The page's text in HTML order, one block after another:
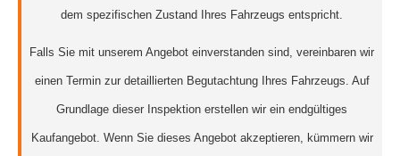
dem spezifischen Zustand Ihres Fahrzeugs entspricht.
Falls Sie mit unserem Angebot einverstanden sind, vereinbaren wir
einen Termin zur detaillierten Begutachtung Ihres Fahrzeugs. Auf
Grundlage dieser Inspektion erstellen wir ein endgültiges
Kaufangebot. Wenn Sie dieses Angebot akzeptieren, kümmern wir